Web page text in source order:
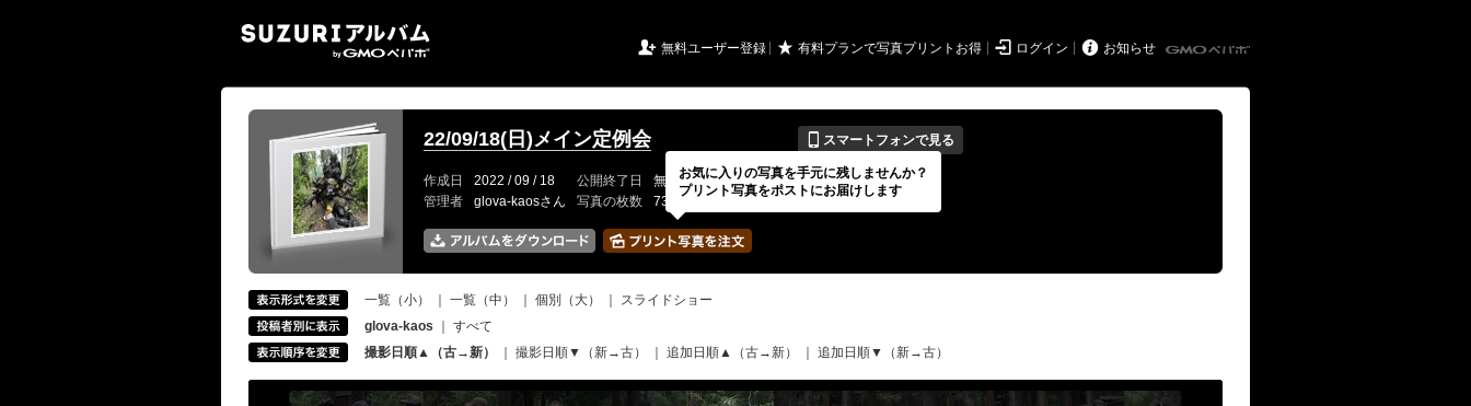
 無料ユーザー登録 ★ 有料プランで写真プリントお得  ログイン  お知らせ
22/09/18(日)メイン定例会 📱 スマートフォンで見る
作成日 2022 / 09 / 18 公開終了日 無期限 イベントの期間
---
管理者
glova-kaosさん 写真の枚数 73 / 2000枚
一覧（小） 一覧（中） 個別（大）
スライドショー
glova-kaos
すべて
撮影日順▲（古→新）
撮影日順▼（新→古） 追加日順▲（古→新） 追加日順▼（新→古）
お気に入りの写真を手元に残しませんか？
プリント写真をポストにお届けします